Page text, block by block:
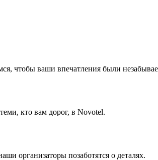
чтобы ваши впечатления были
кто вам дорог, в Novotel.
организаторы позаботятся о деталях.